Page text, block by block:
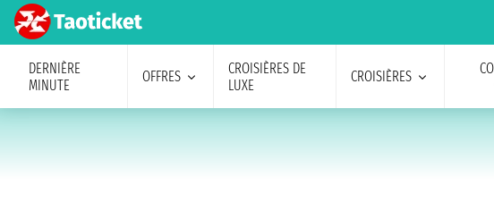
DERNIÈRE
MINUTE
OFFRES
CROISIÈRES DE
LUXE
CROISIÈRES